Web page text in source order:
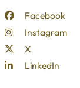
Facebook
Instagram
X
LinkedIn